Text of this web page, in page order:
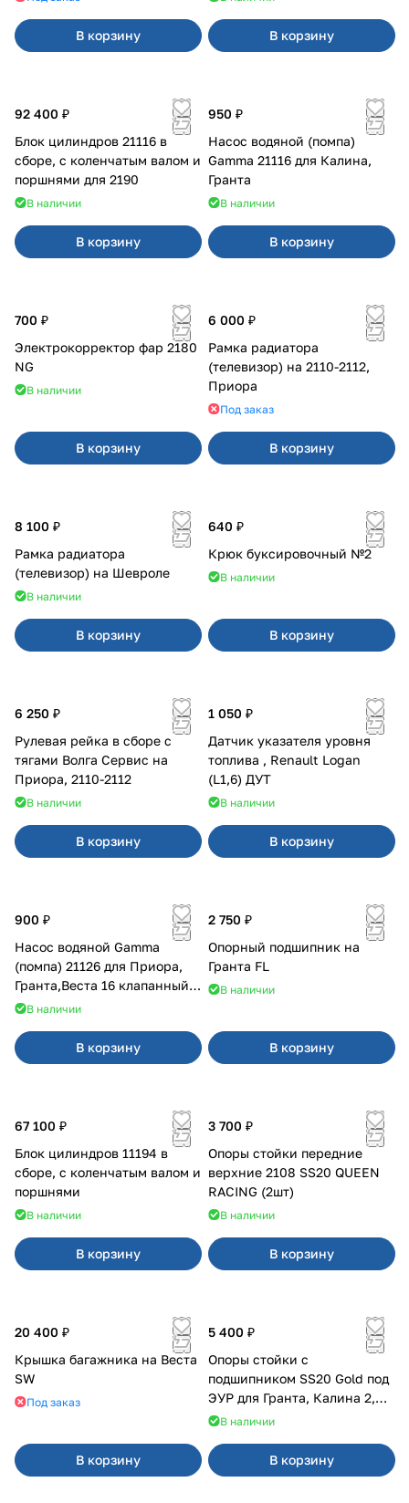
В корзину В корзину
92 400 ₽
Блок цилиндров 21116 в
сборе, с коленчатым валом и
поршнями для 2190
В наличии
В корзину
950 ₽
Насос водяной (помпа)
Gamma 21116 для Калина,
Гранта
В наличии
В корзину
700 ₽
Электрокорректор фар 2180
NG
В наличии
В корзину
6 000 ₽
Рамка радиатора
(телевизор) на 2110-2112,
Приора
Под заказ
В корзину
8 100 ₽
Рамка радиатора
(телевизор) на Шевроле
В наличии
В корзину
640 ₽
Крюк буксировочный №2
В наличии
В корзину
6 250 ₽
Рулевая рейка в сборе с
тягами Волга Сервис на
Приора, 2110-2112
В наличии
В корзину
1 050 ₽
Датчик указателя уровня
топлива , Renault Logan
(L1,6) ДУТ
В наличии
В корзину
900 ₽
Насос водяной Gamma
(помпа) 21126 для Приора,
Гранта,Веста 16 клапанный
двигатель.
В наличии
В корзину
2 750 ₽
Опорный подшипник на
Гранта FL
В наличии
В корзину
67 100 ₽
Блок цилиндров 11194 в
сборе, с коленчатым валом и
поршнями
В наличии
В корзину
3 700 ₽
Опоры стойки передние
верхние 2108 SS20 QUEEN
RACING (2шт)
В наличии
В корзину
20 400 ₽
Крышка багажника на Веста
SW
Под заказ
В корзину
5 400 ₽
Опоры стойки с
подшипником SS20 Gold под
ЭУР для Гранта, Калина 2,
Datsun
В наличии
В корзину